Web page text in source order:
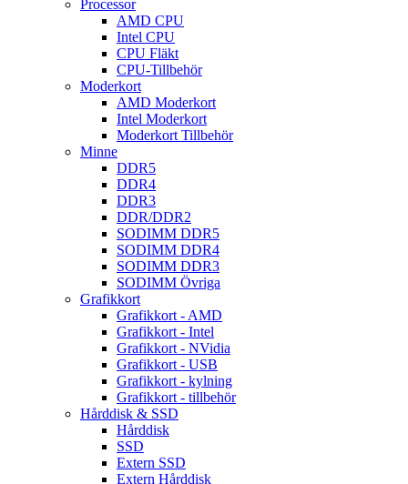
Processor
AMD CPU
Intel CPU
CPU Fläkt
CPU-Tillbehör
Moderkort
AMD Moderkort
Intel Moderkort
Moderkort Tillbehör
Minne
DDR5
DDR4
DDR3
DDR/DDR2
SODIMM DDR5
SODIMM DDR4
SODIMM DDR3
SODIMM Övriga
Grafikkort
Grafikkort - AMD
Grafikkort - Intel
Grafikkort - NVidia
Grafikkort - USB
Grafikkort - kylning
Grafikkort - tillbehör
Hårddisk & SSD
Hårddisk
SSD
Extern SSD
Extern Hårddisk